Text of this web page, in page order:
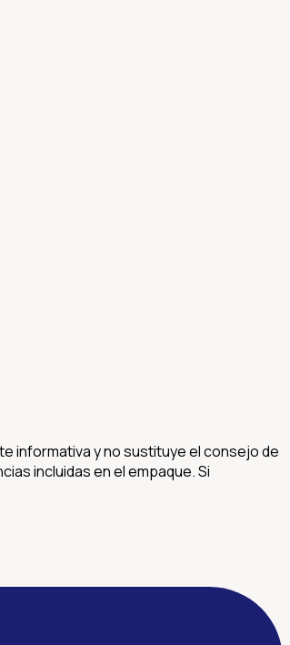
informativa y no sustituye el consejo de
incluidas en el empaque. Si